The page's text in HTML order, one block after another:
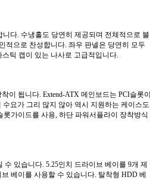
니다. 수냉홀도 당연히 제공되며 전체적으로 블
적으로 찬성합니다. 좌우 판넬은 당연히 모두
틱 캡이 있는 나사로 고급적입니다.
이 됩니다. Extend-ATX 메인보드는 PCI슬롯이
요가 그리 많지 않아 역시 지원하는 케이스도
가이드를 사용, 하단 파워서플라이 장착방식
수 있습니다. 5.25인치 드라이브 베이를 9개 제
베이를 사용할 수 있습니다. 탈착형 HDD 베